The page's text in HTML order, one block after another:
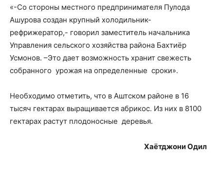
«-Со стороны местного предпринимателя Пулода
Ашурова создан крупный холодильник-
рефрижератор,- говорил заместитель начальника
Управления сельского хозяйства района Бахтиёр
Усмонов. –Это дает возможность хранит свежесть
собранного урожая на определенные сроки».
Необходимо отметить, что в Аштском районе в 16
тысяч гектарах выращивается абрикос. Из них в 8100
гектарах растут плодоносные деревья.
Хаётджони Одил